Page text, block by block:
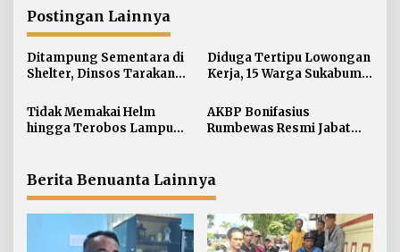
g
a
s
i
p
o
Postingan Lainnya
Ditampung Sementara di
Shelter, Dinsos Tarakan
Pekerja Asal Jawa Barat
Diduga Tertipu Lowongan
Kerja, 15 Warga Sukabumi
Tidak Memakai Helm
hingga Terobos Lampu
Tarakan
AKBP Bonifasius
Rumbewas Resmi Jabat
Personel Diproses Tanpa
Toleransi
Berita Benuanta Lainnya